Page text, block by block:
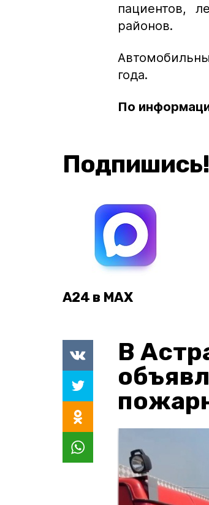
пациентов,
районов.
года.
По
Подпишись!
А24 в MAX
В